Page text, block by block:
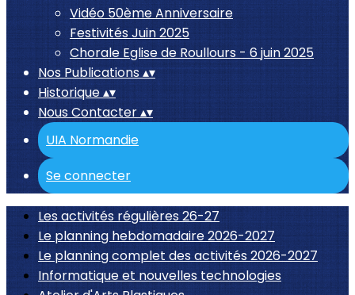
Vidéo 50ème Anniversaire
Festivités Juin 2025
Chorale Eglise de Roullours - 6 juin 2025
Nos Publications▴▾
Historique▴▾
Nous Contacter▴▾
UIA Normandie
Se connecter
Les activités régulières 26-27
Le planning hebdomadaire 2026-2027
Le planning complet des activités 2026-2027
Informatique et nouvelles technologies